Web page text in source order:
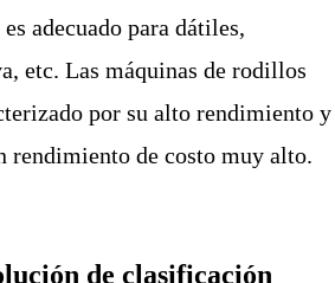
adecuado para dátiles,
etc. Las máquinas de rodillos
por su alto rendimiento y
rendimiento de costo muy alto.
de clasificación